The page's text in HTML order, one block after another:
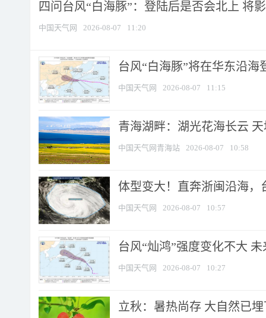
四问台风“白海豚”：登陆后是否会北上 将
中国天气网 2026-08-07 11:20
台风“白海豚”将在华东沿
中国天气网 2026-08-07 11:15
青海湖畔：湖光花海长云
中国天气网青海站 2026-08-07 10:58
体型变大！直奔浙闽沿海，
中国天气网 2026-08-07 10:57
台风“灿鸿”强度变化不大
中国天气网 2026-08-07 10:27
立秋：暑热尚存 大自然已